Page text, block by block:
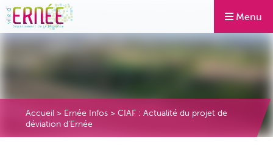
Menu
Accueil > Ernée Infos > CIAF : Actualité du projet de
déviation d’Ernée